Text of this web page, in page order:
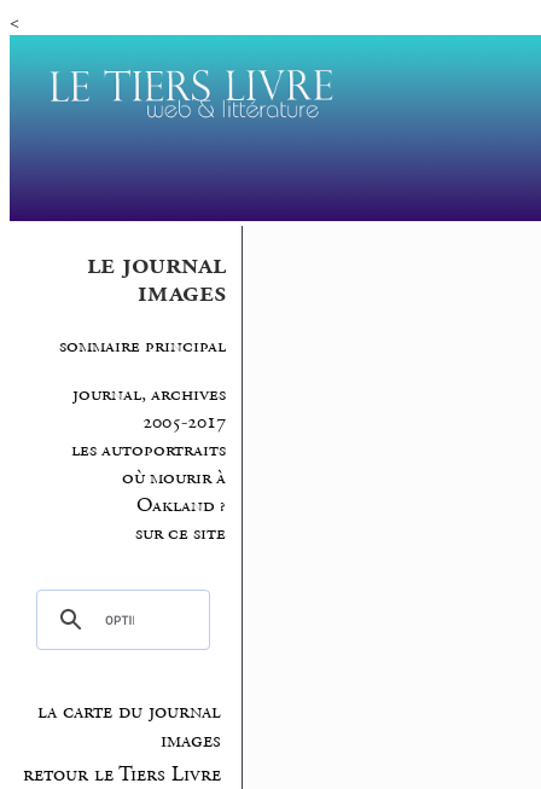
<
le journal
images
sommaire principal
journal, archives
2005-2017
les autoportraits
où mourir à
Oakland ?
sur ce site
la carte du journal
images
retour le Tiers Livre